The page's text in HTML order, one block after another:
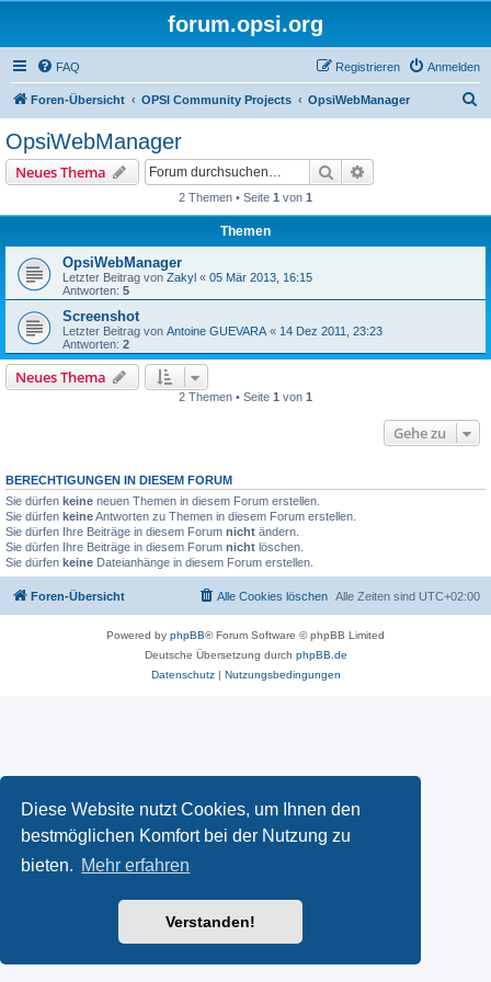
Diese Website nutzt Cookies, um Ihnen den
bestmöglichen Komfort bei der Nutzung zu
bieten. Mehr erfahren
Verstanden!
forum.opsi.org
FAQ Anmelden
Registrieren
Foren-Übersicht OPSI Community Projects OpsiWebManager
OpsiWebManager
Neues Thema Suche
2 Themen • Seite 1 von 1
Themen
OpsiWebManager
Letzter Beitrag von Zakyl « 05 Mär 2013, 16:15
Antworten: 5
Screenshot
Letzter Beitrag von Antoine GUEVARA « 14 Dez 2011, 23:23
Antworten: 2
Neues Thema
2 Themen • Seite 1 von 1
Gehe zu
BERECHTIGUNGEN IN DIESEM FORUM
Sie dürfen keine neuen Themen in diesem Forum erstellen.
Sie dürfen keineAntworten zu Themen in diesem Forum erstellen.
Sie dürfen Ihre Beiträge in diesem Forum nicht ändern.
Sie dürfen Ihre Beiträge in diesem Forum nicht löschen.
Sie dürfen keine Dateianhänge in diesem Forum erstellen.
Foren-Übersicht Alle Zeiten sind UTC+02:00
Alle Cookies löschen
Powered by phpBB® Forum Software © phpBB Limited
Deutsche Übersetzung durch phpBB.de
Datenschutz| Nutzungsbedingungen